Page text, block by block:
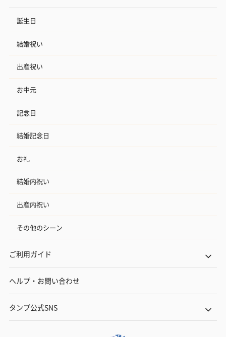
誕生日
結婚祝い
出産祝い
お中元
記念日
結婚記念日
お礼
結婚内祝い
出産内祝い
その他のシーン
ご利用ガイド
ヘルプ・お問い合わせ
タンプ公式SNS